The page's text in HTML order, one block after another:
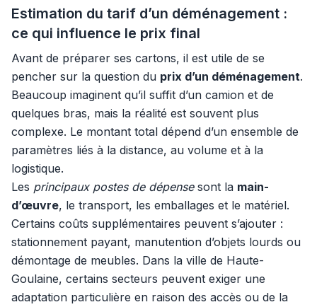
Estimation du tarif d’un déménagement :
ce qui influence le prix final
Avant de préparer ses cartons, il est utile de se
pencher sur la question du prix d’un déménagement.
Beaucoup imaginent qu’il suffit d’un camion et de
quelques bras, mais la réalité est souvent plus
complexe. Le montant total dépend d’un ensemble de
paramètres liés à la distance, au volume et à la
logistique.
Les principaux postes de dépensesont la main-
d’œuvre, le transport, les emballages et le matériel.
Certains coûts supplémentaires peuvent s’ajouter :
stationnement payant, manutention d’objets lourds ou
démontage de meubles. Dans la ville de Haute-
Goulaine, certains secteurs peuvent exiger une
adaptation particulière en raison des accès ou de la